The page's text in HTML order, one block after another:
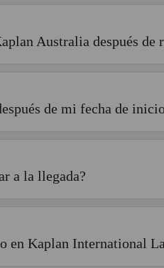
Australia después
de mi fecha de
a la llegada?
en Kaplan International